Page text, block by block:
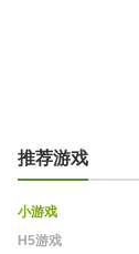
推荐游戏
小游戏
H5游戏